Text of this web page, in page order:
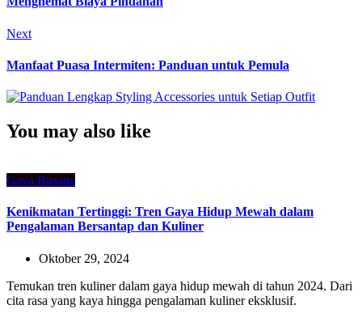
Next
Manfaat Puasa Intermiten: Panduan untuk Pemula
You may also like
Gaya Busana
Kenikmatan Tertinggi: Tren Gaya Hidup Mewah dalam
Pengalaman Bersantap dan Kuliner
Oktober 29, 2024
Temukan tren kuliner dalam gaya hidup mewah di tahun 2024. Dari
cita rasa yang kaya hingga pengalaman kuliner eksklusif.